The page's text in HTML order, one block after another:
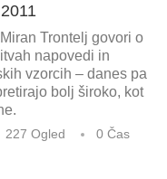
Trontelj govori o
napovedi in
vzorcih – danes pa
bolj široko, kot
227 Ogled
0 Čas